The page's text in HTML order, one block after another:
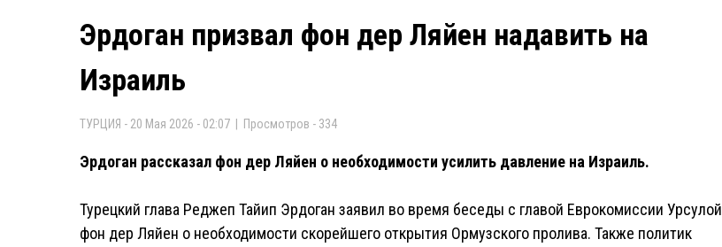
Эрдоган призвал фон дер Ляйен надавить на
Израиль
ТУРЦИЯ - 20 Мая 2026 - 02:07 | Просмотров - 334
Эрдоган рассказал фон дер Ляйен о необходимости усилить давление на Израиль.
Турецкий глава Реджеп Тайип Эрдоган заявил во время беседы с главой Еврокомиссии Урсулой
фон дер Ляйен о необходимости скорейшего открытия Ормузского пролива. Также политик